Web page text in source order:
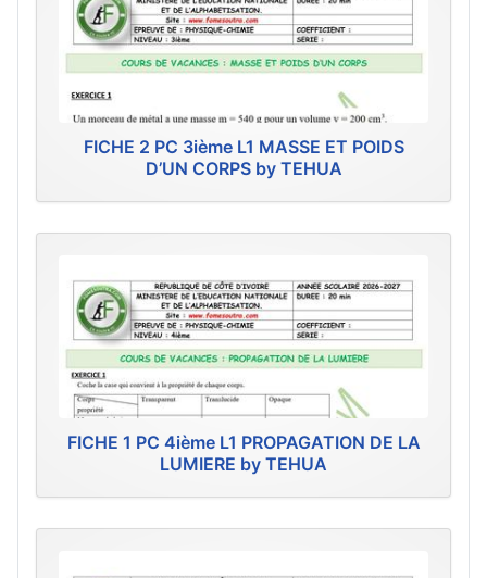
FICHE 2 PC 3ième L1 MASSE ET POIDS
D’UN CORPS by TEHUA
FICHE 1 PC 4ième L1 PROPAGATION DE LA
LUMIERE by TEHUA